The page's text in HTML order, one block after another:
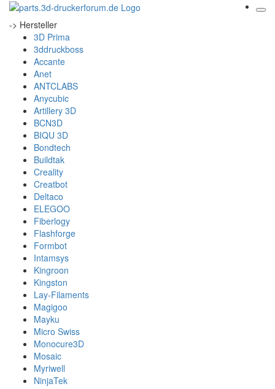
-> Hersteller
3D Prima
3ddruckboss
Accante
Anet
ANTCLABS
Anycubic
Artillery 3D
BCN3D
BIQU 3D
Bondtech
Buildtak
Creality
Creatbot
Deltaco
ELEGOO
Fiberlogy
Flashforge
Formbot
Intamsys
Kingroon
Kingston
Lay-Filaments
Magigoo
Mayku
Micro Swiss
Monocure3D
Mosaic
Myriwell
NinjaTek